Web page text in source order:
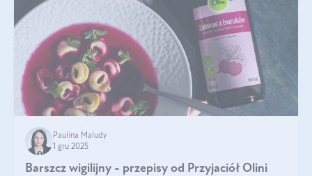
Paulina Maludy
1 gru 2025
Barszcz wigilijny - przepisy od Przyjaciół Olini